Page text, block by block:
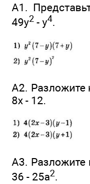
А1.
49у2 - у4.
А2. Разложите
8х - 12.
А3. Разложите
36 - 25а2.